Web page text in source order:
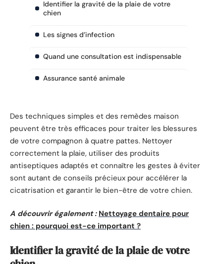
Identifier la gravité de la plaie de votre
chien
Les signes d’infection
Quand une consultation est indispensable
Assurance santé animale
Des techniques simples et des remèdes maison
peuvent être très efficaces pour traiter les blessures
de votre compagnon à quatre pattes. Nettoyer
correctement la plaie, utiliser des produits
antiseptiques adaptés et connaître les gestes à éviter
sont autant de conseils précieux pour accélérer la
cicatrisation et garantir le bien-être de votre chien.
A découvrir également : Nettoyage dentaire pour
chien : pourquoi est-ce important ?
Identifier la gravité de la plaie de votre